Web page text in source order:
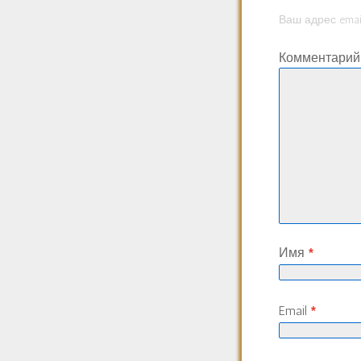
Ваш адрес
Имя*
Email*